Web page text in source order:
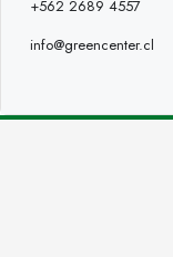
+562 2689 4557
info@greencenter.cl